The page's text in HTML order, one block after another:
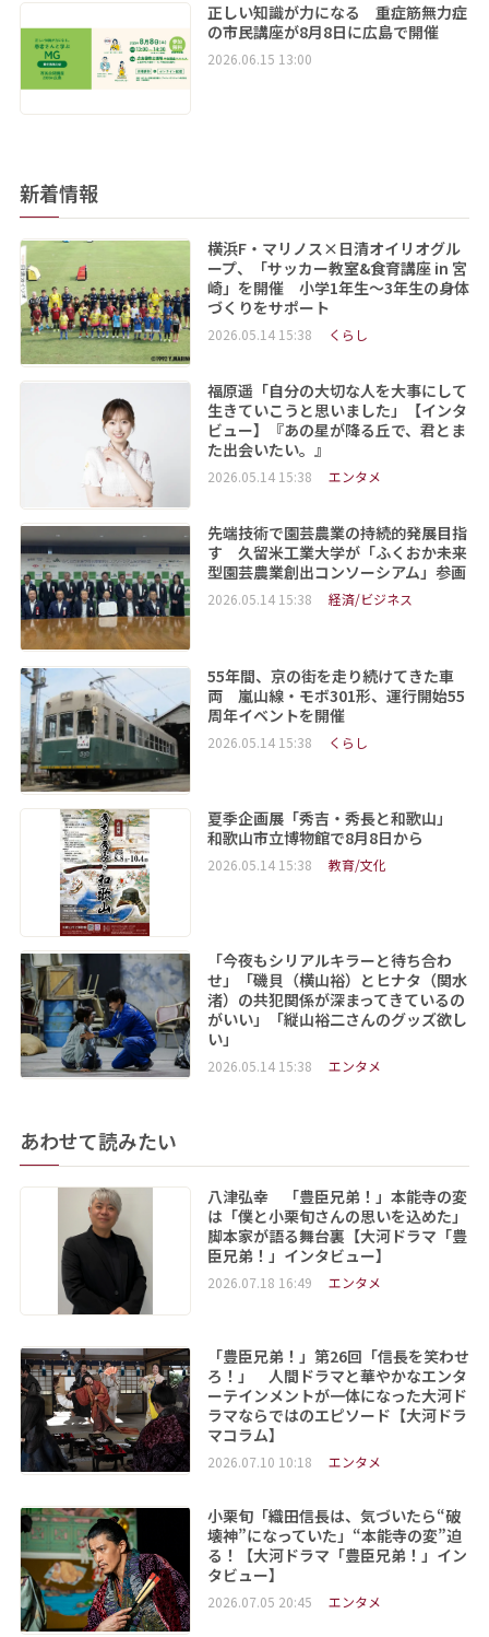
正しい知識が力になる 重症筋無力症
の市民講座が8月8日に広島で開催
2026.06.15 13:00
新着情報
横浜F・マリノス×日清オイリオグル
ープ、「サッカー教室&食育講座 in 宮
崎」を開催 小学1年生～3年生の身体
づくりをサポート
2026.05.14 15:38 くらし
福原遥「自分の大切な人を大事にして
生きていこうと思いました」【インタ
ビュー】『あの星が降る丘で、君とま
た出会いたい。』
2026.05.14 15:38 エンタメ
先端技術で園芸農業の持続的発展目指
す 久留米工業大学が「ふくおか未来
型園芸農業創出コンソーシアム」参画
2026.05.14 15:38 経済/ビジネス
55年間、京の街を走り続けてきた車
両 嵐山線・モボ301形、運行開始55
周年イベントを開催
2026.05.14 15:38 くらし
夏季企画展「秀吉・秀長と和歌山」
和歌山市立博物館で8月8日から
2026.05.14 15:38 教育/文化
「今夜もシリアルキラーと待ち合わ
せ」「磯貝（横山裕）とヒナタ（関水
渚）の共犯関係が深まってきているの
がいい」「縦山裕二さんのグッズ欲し
い」
2026.05.14 15:38 エンタメ
あわせて読みたい
八津弘幸 「豊臣兄弟！」本能寺の変
は「僕と小栗旬さんの思いを込めた」
脚本家が語る舞台裏【大河ドラマ「豊
臣兄弟！」インタビュー】
2026.07.18 16:49 エンタメ
「豊臣兄弟！」第26回「信長を笑わせ
ろ！」 人間ドラマと華やかなエンタ
ーテインメントが一体になった大河ド
ラマならではのエピソード【大河ドラ
マコラム】
2026.07.10 10:18 エンタメ
小栗旬「織田信長は、気づいたら“破
壊神”になっていた」“本能寺の変”迫
る！【大河ドラマ「豊臣兄弟！」イン
タビュー】
2026.07.05 20:45 エンタメ